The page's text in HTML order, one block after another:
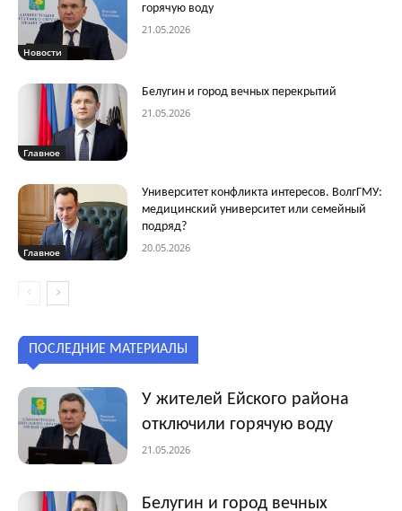
Новости
горячую воду
21.05.2026
Главное
Белугин и город вечных перекрытий
21.05.2026
Главное
Университет конфликта интересов. ВолгГМУ:
медицинский университет или семейный
подряд?
20.05.2026
ПОСЛЕДНИЕ МАТЕРИАЛЫ
У жителей Ейского района
отключили горячую воду
21.05.2026
Белугин и город вечных